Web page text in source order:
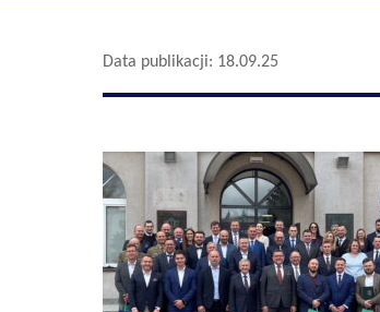
Data publikacji: 18.09.25